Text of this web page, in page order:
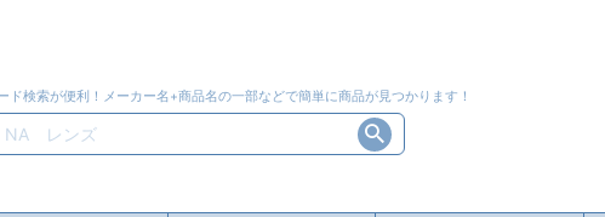
ド検索が便利！メーカー名+商品名の一部などで簡単に商品が見つかります！